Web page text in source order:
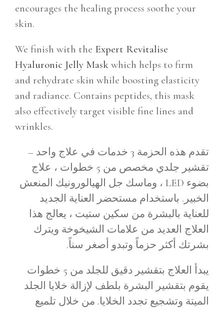
encourages the healing process soothe your
skin.
We finish with the Expert Revitalise
Hyaluronic Jelly Maskwhich helps to firm
and rehydrate skin while boosting elasticity
and radiance. Contains peptides, this mask
also effectively target visible fine lines and
wrinkles.
تقدم هذه الحزمة 3 خدمات في علاج واحد –
تقشير جلدي مخصص من 5 خطوات ، علاج
بضوء LED ، وماسك جل الهيالورونيك المنعش
الخبير. باستخدام مستحضر العناية الجديد
للعناية بالبشرة من سكين ستيت ، يعالج هذا
العلاج العديد من علامات الشيخوخة ويترك
بشرتك أكثر حزماً وتبدو أصغر سناً.
يبدأ العلاج بتقشير دقيق للجلد من 5 خطوات
يقوم بتقشير البشرة بلطف لإزالة خلايا الجلد
الميتة وتشجيع تجدد الخلايا. من خلال تلميع